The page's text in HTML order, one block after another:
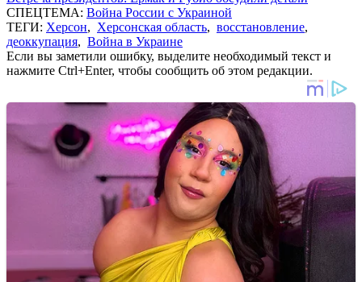
СПЕЦТЕМА: Война России с Украиной
ТЕГИ: Херсон, Херсонская область, восстановление,
деоккупация, Война в Украине
Если вы заметили ошибку, выделите необходимый текст и
нажмите Ctrl+Enter, чтобы сообщить об этом редакции.